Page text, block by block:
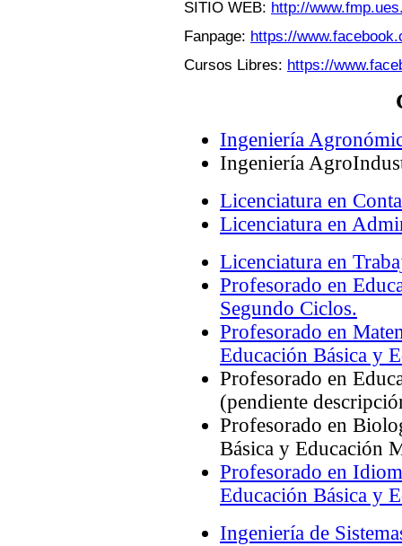
SITIO WEB: http://
Fanpage: https://
Cursos Libres: https://
Ingeniería
Ingeniería
Licenciatura en
Licenciatura en
Licenciatura en
Profesorado en
Segundo Ciclos.
Profesorado en
Educación Básica y
Profesorado en
(pendiente
Profesorado en
Básica y Educación
Profesorado en
Educación Básica y
Ingeniería de